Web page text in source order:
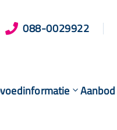
 088-0029922
Aanbod